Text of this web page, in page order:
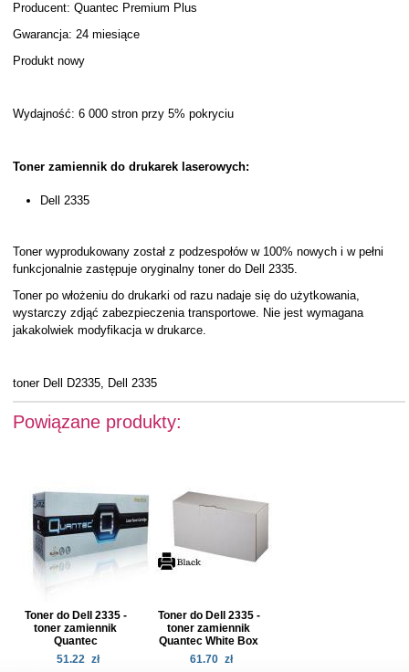
Producent: Quantec Premium Plus
Gwarancja: 24 miesiące
Produkt nowy
Wydajność: 6 000 stron przy 5% pokryciu
Toner zamiennik do drukarek laserowych:
Dell 2335
Toner wyprodukowany został z podzespołów w 100% nowych i w pełni
funkcjonalnie zastępuje oryginalny toner do Dell 2335.
Toner po włożeniu do drukarki od razu nadaje się do użytkowania,
wystarczy zdjąć zabezpieczenia transportowe. Nie jest wymagana
jakakolwiek modyfikacja w drukarce.
toner Dell D2335, Dell 2335
Powiązane produkty:
Toner do Dell 2335 -
toner zamiennik
Quantec
51.22 zł
Toner do Dell 2335 -
toner zamiennik
Quantec White Box
61.70 zł